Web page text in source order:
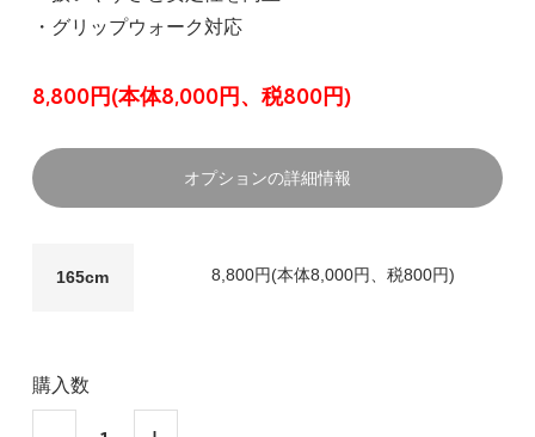
・グリップウォーク対応
8,800円(本体8,000円、税800円)
オプションの詳細情報
165cm 8,800円(本体8,000円、税800円)
購入数